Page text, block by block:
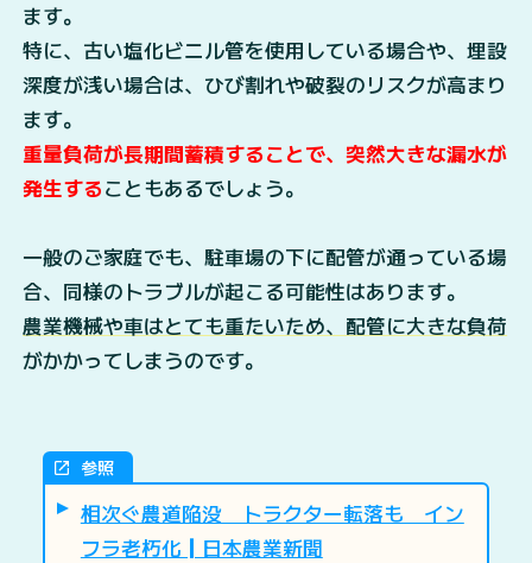
ます。
特に、古い塩化ビニル管を使用している場合や、埋設
深度が浅い場合は、ひび割れや破裂のリスクが高まり
ます。
重量負荷が長期間蓄積することで、突然大きな漏水が
発生することもあるでしょう。
一般のご家庭でも、駐車場の下に配管が通っている場
合、同様のトラブルが起こる可能性はあります。
農業機械や車はとても重たいため、配管に大きな負荷
がかかってしまうのです。
参照
相次ぐ農道陥没 トラクター転落も イン
フラ老朽化┃日本農業新聞